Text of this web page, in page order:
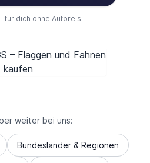
für dich ohne Aufpreis.
weiter bei uns:
Bundesländer & Regionen